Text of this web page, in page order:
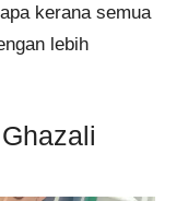
kerana semua
lebih